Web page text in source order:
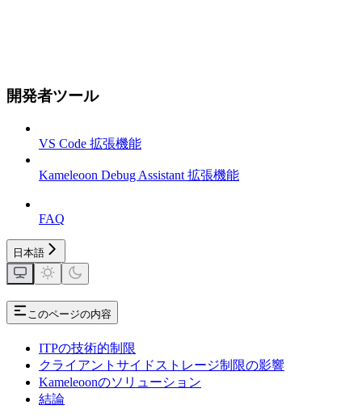
開発者ツール
VS Code 拡張機能
Kameleoon Debug Assistant 拡張機能
FAQ
日本語
このページの内容
ITPの技術的制限
クライアントサイドストレージ制限の影響
Kameleoonのソリューション
結論